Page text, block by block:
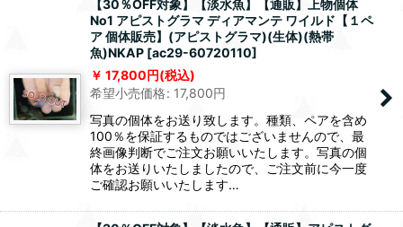
【30％OFF対象】【淡水魚】【通販】上物個体
No1 アピストグラマ ディアマンテ ワイルド【１ペ
ア 個体販売】(アピストグラマ)(生体)(熱帯
魚)NKAP [ac29-60720110]
17,800円(税込)
希望小売価格: 17,800円
写真の個体をお送り致します。種類、ペアを含め
100％を保証するものではございませんので、最
終画像判断でご注文お願いいたします。写真の個
体をお送りいたしましたので、ご注文前に今一度
ご確認お願いいたします…